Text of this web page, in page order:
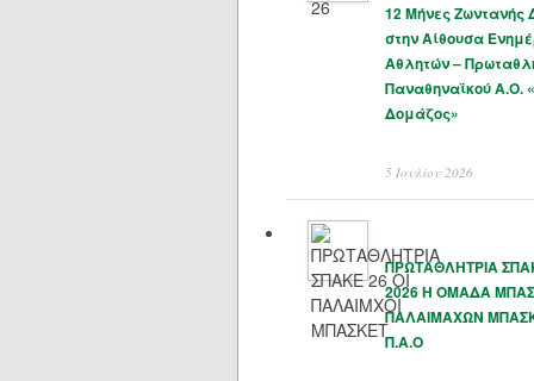
12 Μήνες Ζωντανής
στην Αίθουσα
Αθλητών –
Παναθηναϊκού Α.Ο.
Δομάζος»
5 Ιουλίου 2026
ΠΡΩΤΑΘΛΗΤΡΙΑ
2026 Η ΟΜΑΔΑ
ΠΑΛΑΙΜΑΧΩΝ
Π.Α.Ο